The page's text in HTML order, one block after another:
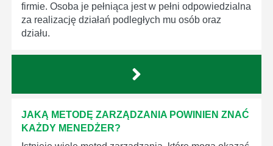
firmie. Osoba je pełniąca jest w pełni odpowiedzialna
za realizację działań podległych mu osób oraz
działu.
JAKĄ METODĘ ZARZĄDZANIA POWINIEN ZNAĆ
KAŻDY MENEDŻER?